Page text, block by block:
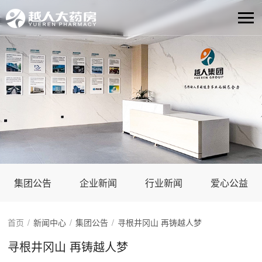
集团公告 企业新闻 行业新闻 爱心公益
首页 / 新闻中心 / 集团公告 / 寻根井冈山 再铸越人梦
寻根井冈山 再铸越人梦